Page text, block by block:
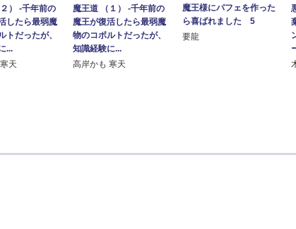
） ‐千年前の
したら最弱魔
トだったが、
...
天
魔王道 （１） ‐千年前の
魔王が復活したら最弱魔
物のコボルトだったが、
知識経験に...
高岸かも 寒天
魔王様にパフェを作った
ら喜ばれました 5
要龍